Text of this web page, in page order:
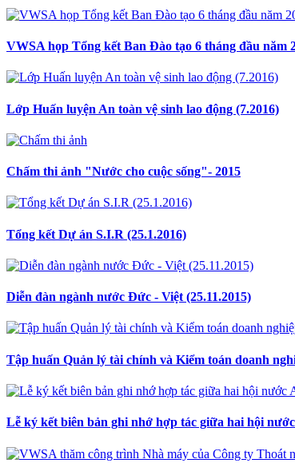
VWSA họp Tổng kết Ban Đào tạo 6 tháng đầu năm
Lớp Huấn luyện An toàn vệ sinh lao động (7.2016)
Chấm thi ảnh "Nước cho cuộc sống"- 2015
Tổng kết Dự án S.I.R (25.1.2016)
Diễn đàn ngành nước Đức - Việt (25.11.2015)
Tập huấn Quản lý tài chính và Kiểm toán doanh
Lễ ký kết biên bản ghi nhớ hợp tác giữa hai hội